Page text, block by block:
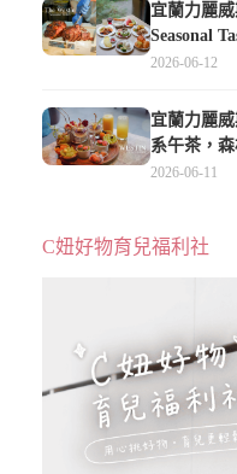
宜蘭力麗
Seasonal
2026-06-12
宜蘭力麗
系午茶，
2026-06-11
C妞好物育兒福利社